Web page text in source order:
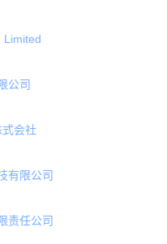
）有限公司
展有限公司
有限公司
理有限公司
Co., Limited